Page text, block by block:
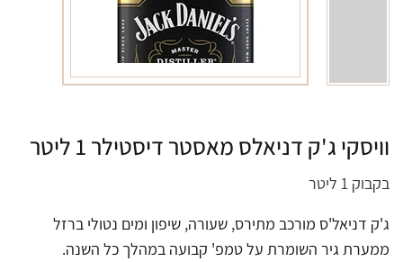
וויסקי ג'ק דניאלס מאסטר דיסטילר 1 ליטר
בקבוק 1 ליטר
ג'ק דניאל'ס מורכב מתירס, שעורה, שיפון ומים נטולי ברזל
ממערת גיר השומרת על טמפ' קבועה במהלך כל השנה.